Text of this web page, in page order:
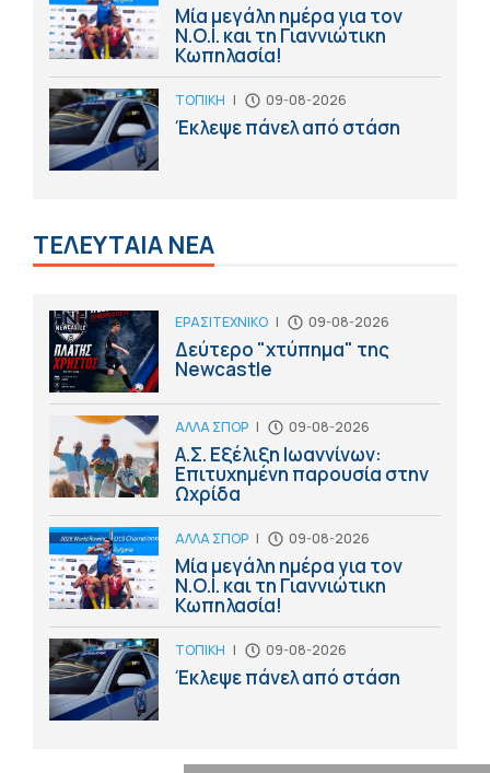
Μία μεγάλη ημέρα για τον
Ν.Ο.Ι. και τη Γιαννιώτικη
Κωπηλασία!
ΤΟΠΙΚΗ | 09-08-2026
Έκλεψε πάνελ από στάση
ΤΕΛΕΥΤΑΙΑ ΝΕΑ
ΕΡΑΣΙΤΕΧΝΙΚΟ | 09-08-2026
Δεύτερο "χτύπημα" της
Newcastle
ΑΛΛΑ ΣΠΟΡ | 09-08-2026
Α.Σ. Εξέλιξη Ιωαννίνων:
Επιτυχημένη παρουσία στην
Ωχρίδα
ΑΛΛΑ ΣΠΟΡ | 09-08-2026
Μία μεγάλη ημέρα για τον
Ν.Ο.Ι. και τη Γιαννιώτικη
Κωπηλασία!
ΤΟΠΙΚΗ | 09-08-2026
Έκλεψε πάνελ από στάση